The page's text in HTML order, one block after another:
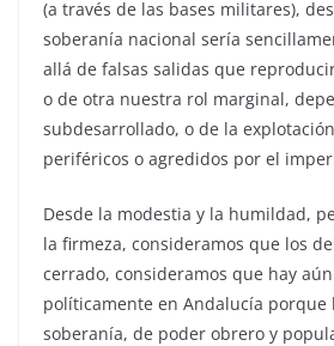
(a través de las bases militares),
soberanía nacional sería
allá de falsas salidas que
o de otra nuestra rol marginal,
subdesarrollado, o de la
periféricos o agredidos por el
Desde la modestia y la humildad,
la firmeza, consideramos que los
cerrado, consideramos que hay
políticamente en Andalucía porque
soberanía, de poder obrero y